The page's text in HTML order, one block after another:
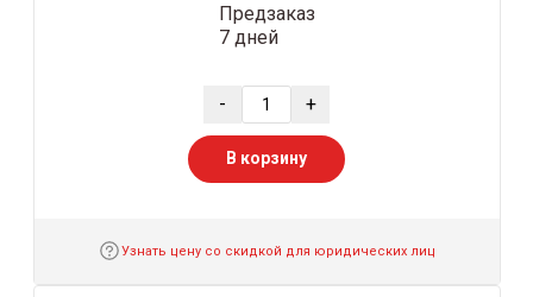
Предзаказ
7 дней
- +
В корзину
Узнать цену со скидкой для юридических лиц